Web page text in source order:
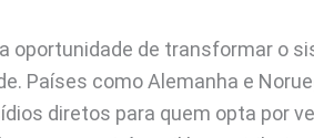
oportunidade de transformar o
Países como Alemanha e
diretos para quem opta por